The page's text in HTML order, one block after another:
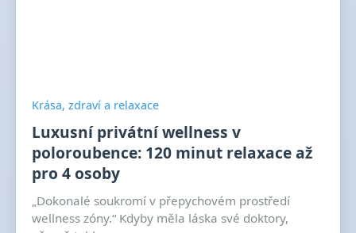
Krása, zdraví a relaxace
Luxusní privátní wellness v
poloroubence: 120 minut relaxace až
pro 4 osoby
„Dokonalé soukromí v přepychovém prostředí
wellness zóny.“ Kdyby měla láska své doktory,